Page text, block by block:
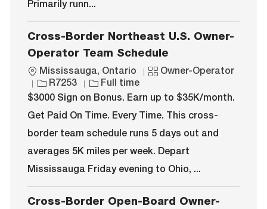
Primarily runn...
Cross-Border Northeast U.S. Owner-
Operator Team Schedule
L
o
c
t
i
n
Mississauga, Ontario
C
t
g
o
y
Owner-Operator
J
o
I
d
R7253
J
o
T
y
e
Full time
$3000 Sign on Bonus. Earn up to $35K/month.
Get Paid On Time. Every Time. This cross-
border team schedule runs 5 days out and
averages 5K miles per week. Depart
Mississauga Friday evening to Ohio, ...
Cross-Border Open-Board Owner-